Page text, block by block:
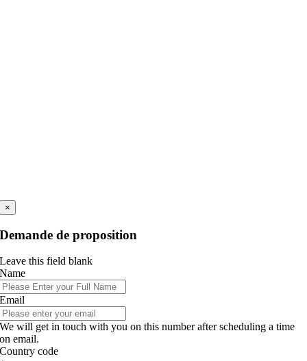
×
Demande de proposition
Leave this field blank
Name
Email
We will get in touch with you on this number after scheduling a time
on email.
Country code